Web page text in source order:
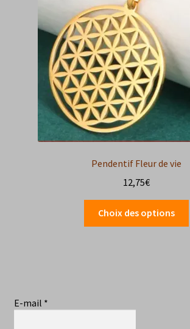
Pendentif Fleur de vie
12,75€
Choix des options
E-mail *